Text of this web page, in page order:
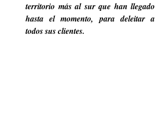
territorio más al sur que han llegado
hasta el momento, para deleitar a
todos sus clientes.